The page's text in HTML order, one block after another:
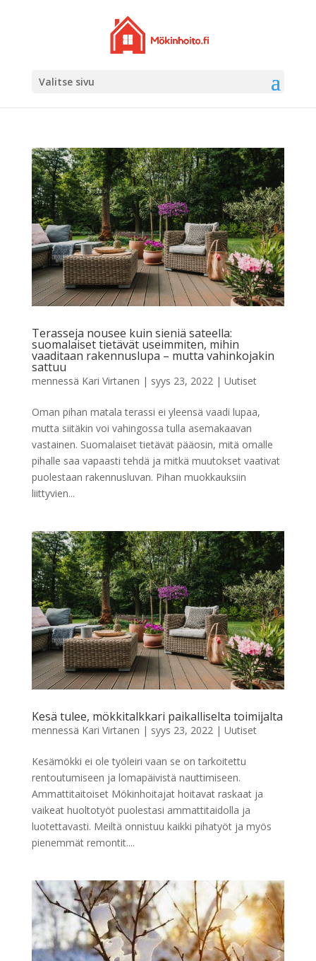
Valitse sivu
Terasseja nousee kuin sieniä sateella:
suomalaiset tietävät useimmiten, mihin
vaaditaan rakennuslupa – mutta vahinkojakin
sattuu
mennessä Kari Virtanen | syys 23, 2022| Uutiset
Oman pihan matala terassi ei yleensä vaadi lupaa,
mutta siitäkin voi vahingossa tulla asemakaavan
vastainen. Suomalaiset tietävät pääosin, mitä omalle
pihalle saa vapaasti tehdä ja mitkä muutokset vaativat
puolestaan rakennusluvan. Pihan muokkauksiin
liittyvien...
Kesä tulee, mökkitalkkari paikalliselta toimijalta
mennessä Kari Virtanen | syys 23, 2022| Uutiset
Kesämökki ei ole työleiri vaan se on tarkoitettu
rentoutumiseen ja lomapäivistä nauttimiseen.
Ammattitaitoiset Mökinhoitajat hoitavat raskaat ja
vaikeat huoltotyöt puolestasi ammattitaidolla ja
luotettavasti. Meiltä onnistuu kaikki pihatyöt ja myös
pienemmät remontit....